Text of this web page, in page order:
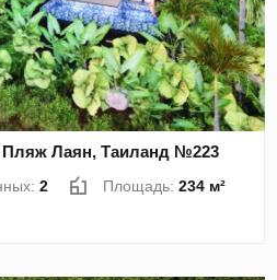
Пляж Лаян, Таиланд №223
2 Площадь:234 м²